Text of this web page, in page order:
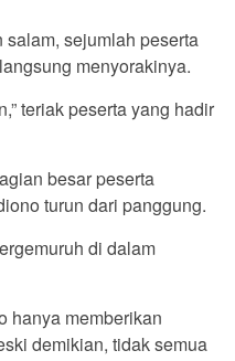
sejumlah peserta
menyorakinya.
teriak peserta yang hadir
besar peserta
turun dari panggung.
di dalam
hanya memberikan
demikian, tidak semua